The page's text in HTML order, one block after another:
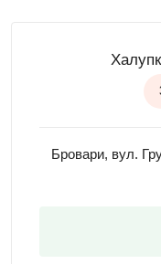
Бровари, вул.